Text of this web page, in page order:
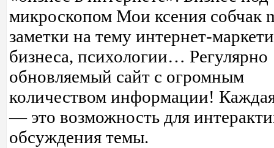
микроскопом Мои ксения собчак
заметки на тему интернет-
бизнеса, психологии… Регулярно
обновляемый сайт с огромным
количеством информации!
— это возможность для
обсуждения темы.